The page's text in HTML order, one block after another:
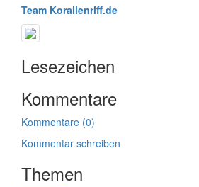
Team Korallenriff.de
Lesezeichen
Kommentare
Kommentare (0)
Kommentar schreiben
Themen